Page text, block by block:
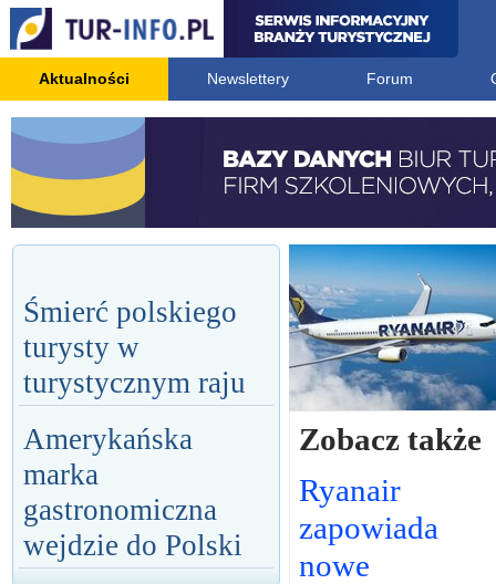
Aktualności Newslettery Forum
Śmierć polskiego
turysty w
turystycznym raju
Amerykańska
marka
gastronomiczna
wejdzie do Polski
Zobacz także
Ryanair
zapowiada
nowe